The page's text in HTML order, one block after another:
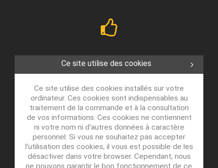
Ce site utilise des cookies
Ce site utilise des cookies installés sur votre
ordinateur. Ces cookies sont indispensables au
traitement de la commande et à la consultation
de vos informations. Ces cookies ne contiennent
ni votre nom ni d'autres données à caractère
personnel. Si vous ne souhaitez pas accepter
l'utilisation des cookies, il vous est possible de les
désactiver dans votre browser. Cependant, nous
ne pouvons garantir le bon fonctionnement de ce